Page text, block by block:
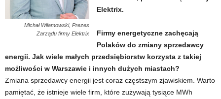
Michał Wilamowski, Prezes
Zarządu firmy Elektrix
Elektrix.
Firmy energetyczne zachęcają
Polaków do zmiany sprzedawcy
energii. Jak wiele małych przedsiębiorstw korzysta z takiej
możliwości w Warszawie i innych dużych miastach?
Zmiana sprzedawcy energii jest coraz częstszym zjawiskiem. Warto
pamiętać, że istnieje wiele firm, które zużywają tysiące MWh